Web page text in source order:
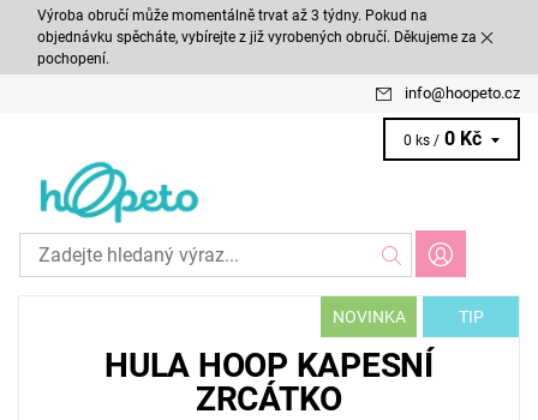
Výroba obručí může momentálně trvat až 3 týdny. Pokud na
objednávku spěcháte, vybírejte z již vyrobených obručí. Děkujeme za
pochopení.
info@ hoopeto.cz
0 ks / 0 Kč
NOVINKA TIP
HULA HOOP KAPESNÍ
ZRCÁTKO